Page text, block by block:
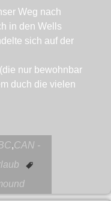
Weg nach
in den Wells
sich auf der
nur bewohnbar
duch die vielen
,CAN -